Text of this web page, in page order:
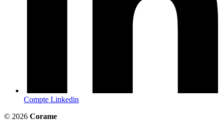
Compte Linkedin
© 2026 Corame